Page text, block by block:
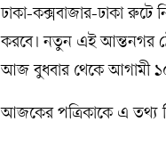
ঢাকা-কক্সবাজার-ঢাকা রুটে
করবে। নতুন এই আন্তনগর
আজ বুধবার থেকে আগামী
আজকের পত্রিকাকে এ তথ্য